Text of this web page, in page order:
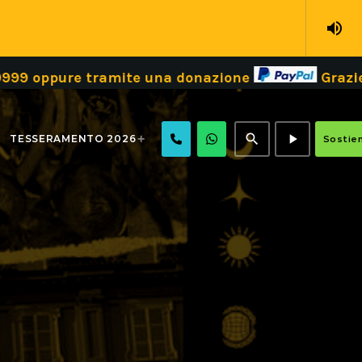
volume_up
tramite una donazione Grazie! Dona
TESSERAMENTO 2026 search play_arrow